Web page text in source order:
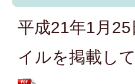
平成21年1月
イルを掲載し